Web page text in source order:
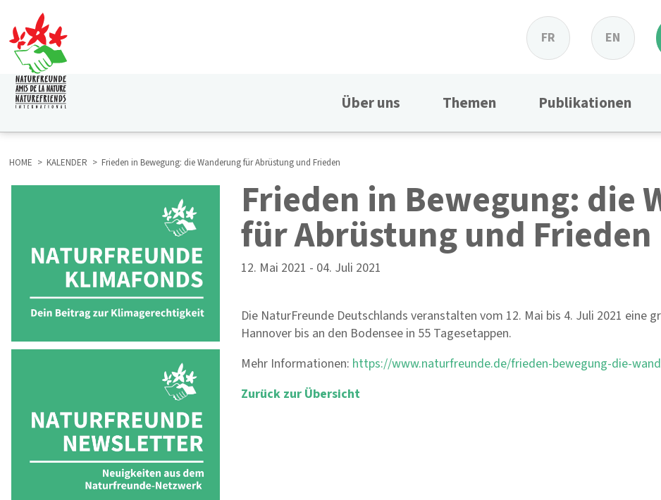
zum
Inhalt
FR EN
HAUPTNAVIGATION Über uns Themen Publikationen
BREADCRUMB
HOME KALENDER Frieden in Bewegung: die Wanderung für Abrüstung und Frieden
Frieden in Bewegung: die
für Abrüstung und Frieden
12. Mai 2021 - 04. Juli 2021
Die NaturFreunde Deutschlands veranstalten vom 12. Mai bis 4. Juli 2021 eine
Hannover bis an den Bodensee in 55 Tagesetappen.
Mehr Informationen: https://www.naturfreunde.de/frieden-bewegung-die-
Zurück zur Übersicht